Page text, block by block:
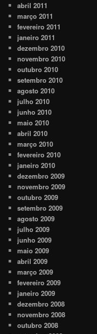
abril 2011
março 2011
fevereiro 2011
janeiro 2011
dezembro 2010
novembro 2010
outubro 2010
setembro 2010
agosto 2010
julho 2010
junho 2010
maio 2010
abril 2010
março 2010
fevereiro 2010
janeiro 2010
dezembro 2009
novembro 2009
outubro 2009
setembro 2009
agosto 2009
julho 2009
junho 2009
maio 2009
abril 2009
março 2009
fevereiro 2009
janeiro 2009
dezembro 2008
novembro 2008
outubro 2008